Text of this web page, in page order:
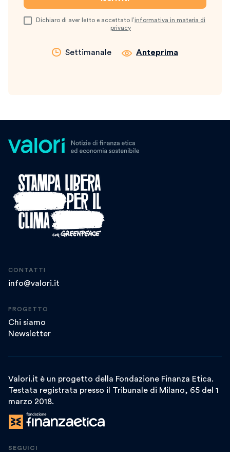
Dichiaro di aver letto e accettato l’informativa in materia di
privacy
Settimanale Anteprima
CONTATTI
info@valori.it
PROGETTO
Chi siamo
Newsletter
Valori.it è un progetto della Fondazione Finanza Etica.
Testata registrata presso il Tribunale di Milano, 65 del 1
marzo 2018.
SEGUICI